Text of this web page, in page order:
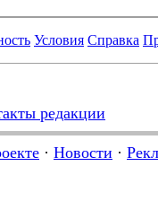
Условия Справка
редакции
· Новости ·